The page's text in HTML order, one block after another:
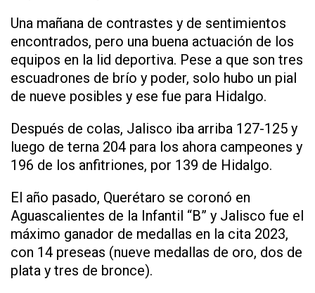
Una mañana de contrastes y de sentimientos
encontrados, pero una buena actuación de los
equipos en la lid deportiva. Pese a que son tres
escuadrones de brío y poder, solo hubo un pial
de nueve posibles y ese fue para Hidalgo.
Después de colas, Jalisco iba arriba 127-125 y
luego de terna 204 para los ahora campeones y
196 de los anfitriones, por 139 de Hidalgo.
El año pasado, Querétaro se coronó en
Aguascalientes de la Infantil “B” y Jalisco fue el
máximo ganador de medallas en la cita 2023,
con 14 preseas (nueve medallas de oro, dos de
plata y tres de bronce).